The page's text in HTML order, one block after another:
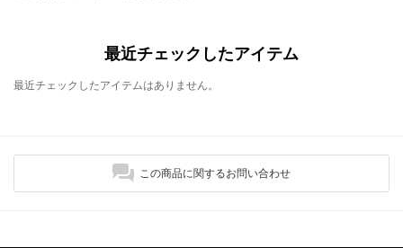
最近チェックしたアイテム
最近チェックしたアイテムはありません。
この商品に関するお問い合わせ